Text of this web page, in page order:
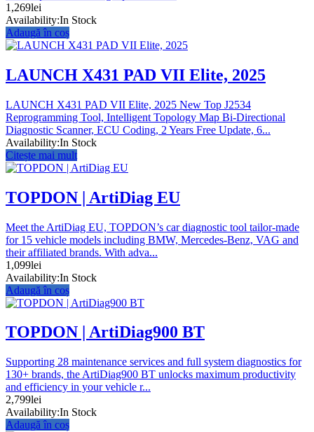
1,269lei
Availability:In Stock
Adaugă în coș
LAUNCH X431 PAD VII Elite, 2025
LAUNCH X431 PAD VII Elite, 2025 New Top J2534
Reprogramming Tool, Intelligent Topology Map Bi-Directional
Diagnostic Scanner, ECU Coding, 2 Years Free Update, 6...
Availability:In Stock
Citește mai mult
TOPDON | ArtiDiag EU
Meet the ArtiDiag EU, TOPDON’s car diagnostic tool tailor-made
for 15 vehicle models including BMW, Mercedes-Benz, VAG and
their affiliated brands. With adva...
1,099lei
Availability:In Stock
Adaugă în coș
TOPDON | ArtiDiag900 BT
Supporting 28 maintenance services and full system diagnostics for
130+ brands, the ArtiDiag900 BT unlocks maximum productivity
and efficiency in your vehicle r...
2,799lei
Availability:In Stock
Adaugă în coș